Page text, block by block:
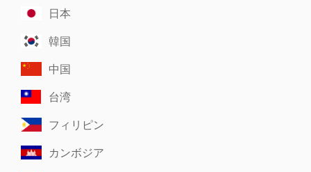
日本
韓国
中国
台湾
フィリピン
カンボジア